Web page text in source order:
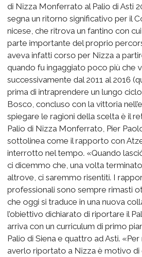
di Nizza Monferrato al Palio di Asti
segna un ritorno significativo per il
nicese, che ritrova un fantino con
parte importante del proprio
aveva infatti corso per Nizza a
quando fu ingaggiato poco più che
successivamente dal 2011 al 2016
prima di intraprendere un lungo
Bosco, concluso con la vittoria
spiegare le ragioni della scelta è il
Palio di Nizza Monferrato, Pier
sottolinea come il rapporto con
interrotto nel tempo. «Quando
ci dicemmo che, una volta
altrove, ci saremmo risentiti. I
professionali sono sempre rimasti
che oggi si traduce in una nuova
l’obiettivo dichiarato di riportare il
arriva con un curriculum di primo
Palio di Siena e quattro ad Asti.
averlo riportato a Nizza è motivo di